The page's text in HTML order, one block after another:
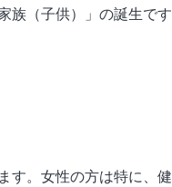
（子供）」の誕生で
。女性の方は特に、